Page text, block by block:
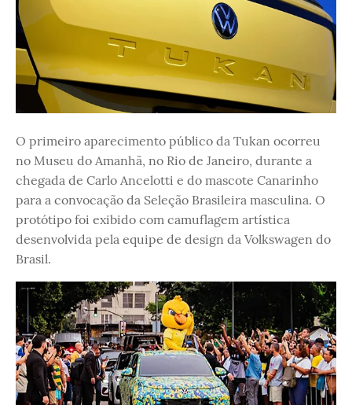
O primeiro aparecimento público da Tukan ocorreu
no Museu do Amanhã, no Rio de Janeiro, durante a
chegada de Carlo Ancelotti e do mascote Canarinho
para a convocação da Seleção Brasileira masculina. O
protótipo foi exibido com camuflagem artística
desenvolvida pela equipe de design da Volkswagen do
Brasil.